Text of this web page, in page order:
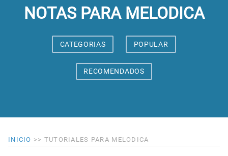
NOTAS PARA MELODICA
CATEGORIAS POPULAR
RECOMENDADOS
INICIO >> TUTORIALES PARA MELODICA